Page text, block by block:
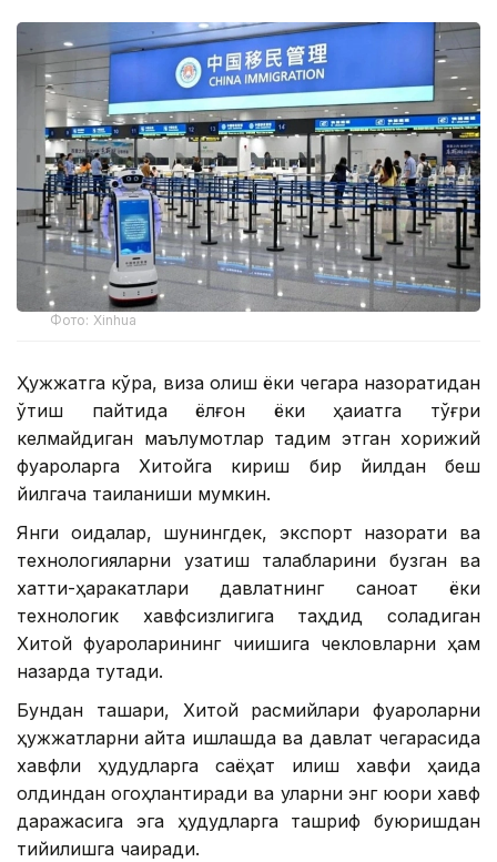
Фото: Xinhua
Ҳужжатга кўра, виза олиш ёки чегара назоратидан
ўтиш пайтида ёлғон ёки ҳақиқатга тўғри
келмайдиган маълумотлар тақдим этган хорижий
фуқароларга Хитойга кириш бир йилдан беш
йилгача тақиқланиши мумкин.
Янги қоидалар, шунингдек, экспорт назорати ва
технологияларни узатиш талабларини бузган ва
хатти-ҳаракатлари давлатнинг саноат ёки
технологик хавфсизлигига таҳдид соладиган
Хитой фуқароларининг чиқишига чекловларни ҳам
назарда тутади.
Бундан ташқари, Хитой расмийлари фуқароларни
ҳужжатларни қайта ишлашда ва давлат чегарасида
хавфли ҳудудларга саёҳат қилиш хавфи ҳақида
олдиндан огоҳлантиради ва уларни энг юқори хавф
даражасига эга ҳудудларга ташриф буюришдан
тийилишга чақиради.